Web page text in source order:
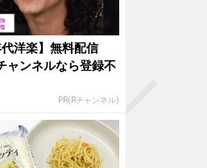
代洋楽】無料配信
ャンネルなら登録不
PR(Rチャンネル)